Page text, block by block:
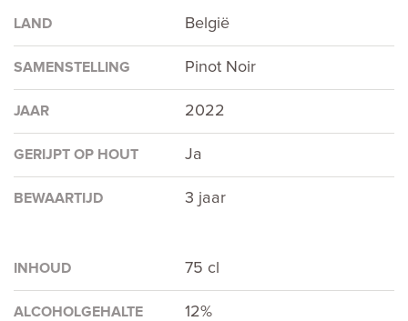
LAND België
SAMENSTELLING Pinot Noir
JAAR 2022
GERIJPT OP HOUT Ja
BEWAARTIJD 3 jaar
INHOUD 75 cl
ALCOHOLGEHALTE 12%